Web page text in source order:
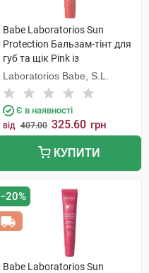
Babe Laboratorios Sun
Protection Бальзам-тінт для
губ та щік Pink із
гіалуроновою кислотою та
пептидами SPF50 20 мл 1
туба
Laboratorios Babe, S.L.
Є в наявності
від 407.00 325.60 грн
КУПИТИ
−20%
Babe Laboratorios Sun